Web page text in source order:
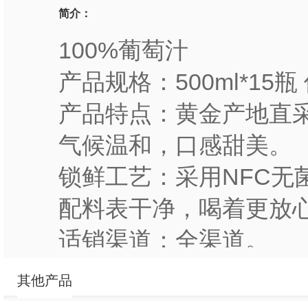
简介：
100%葡萄汁
产品规格：500ml*15瓶
产品特点：黄金产地直
气候温和，口感甜美。
锁鲜工艺：采用NFC无
配料表干净，喝着更放
适销渠道：全渠道。
100%椰子水
其他产品